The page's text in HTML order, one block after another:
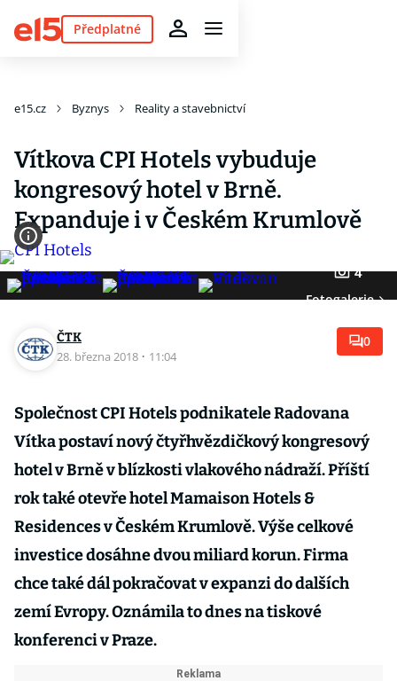
Předplatné
e15.cz Byznys Reality a stavebnictví
Vítkova CPI Hotels vybuduje
kongresový hotel v Brně.
Expanduje i v Českém Krumlově
4
Fotogalerie
ČTK
28. března 2018 · 11:04
0
Společnost CPI Hotels podnikatele Radovana
Vítka postaví nový čtyřhvězdičkový kongresový
hotel v Brně v blízkosti vlakového nádraží. Příští
rok také otevře hotel Mamaison Hotels &
Residences v Českém Krumlově. Výše celkové
investice dosáhne dvou miliard korun. Firma
chce také dál pokračovat v expanzi do dalších
zemí Evropy. Oznámila to dnes na tiskové
konferenci v Praze.